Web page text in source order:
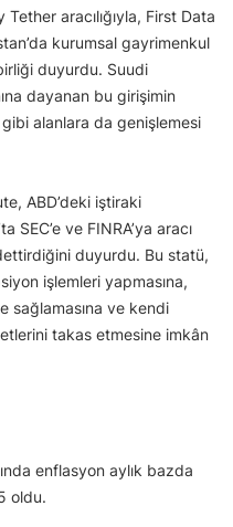
aracılığıyla, First Data
kurumsal gayrimenkul
duyurdu. Suudi
dayanan bu girişimin
alanlara da genişlemesi
ABD’deki iştiraki
SEC’e ve FINRA’ya aracı
duyurdu. Bu statü,
işlemleri yapmasına,
sağlamasına ve kendi
takas etmesine imkân
enflasyon aylık bazda
oldu.